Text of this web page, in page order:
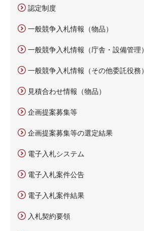
認定制度
一般競争入札情報（物品）
一般競争入札情報（庁舎・設備管理）
一般競争入札情報（その他委託役務）
見積合わせ情報（物品）
企画提案募集等
企画提案募集等の選定結果
電子入札システム
電子入札案件公告
電子入札案件結果
入札契約要領